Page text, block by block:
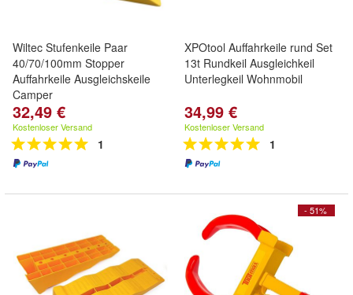
Wiltec Stufenkeile Paar
40/70/100mm Stopper
Auffahrkeile Ausgleichskeile
Camper
32,49 €
Kostenloser Versand
1
XPOtool Auffahrkeile rund Set
13t Rundkeil Ausgleichkeil
Unterlegkeil Wohnmobil
34,99 €
Kostenloser Versand
1
- 51%